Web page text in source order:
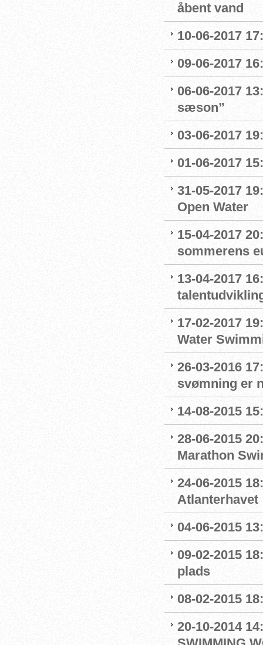
åbent vand
10-06-2017
09-06-2017
06-06-2017
sæson”
03-06-2017
01-06-2017
31-05-2017
Open Water
15-04-2017
sommerens
13-04-2017
17-02-2017
Water
26-03-2016
svømning er
14-08-2015
28-06-2015
Marathon
24-06-2015
Atlanterhavet
04-06-2015
09-02-2015
plads
08-02-2015
20-10-2014